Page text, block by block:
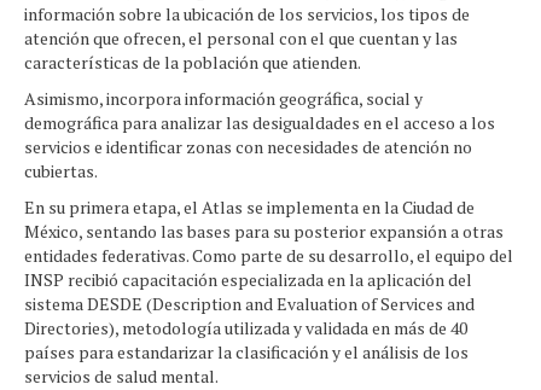
información sobre la ubicación de los servicios, los tipos de
atención que ofrecen, el personal con el que cuentan y las
características de la población que atienden.
Asimismo, incorpora información geográfica, social y
demográfica para analizar las desigualdades en el acceso a los
servicios e identificar zonas con necesidades de atención no
cubiertas.
En su primera etapa, el Atlas se implementa en la Ciudad de
México, sentando las bases para su posterior expansión a otras
entidades federativas. Como parte de su desarrollo, el equipo del
INSP recibió capacitación especializada en la aplicación del
sistema DESDE (Description and Evaluation of Services and
Directories), metodología utilizada y validada en más de 40
países para estandarizar la clasificación y el análisis de los
servicios de salud mental.